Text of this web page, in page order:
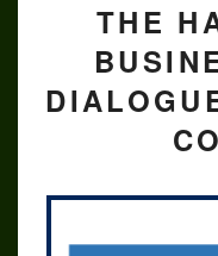
THE